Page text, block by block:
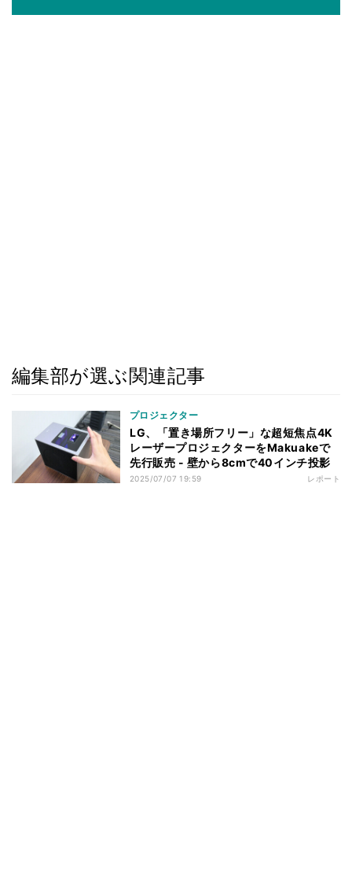
編集部が選ぶ関連記事
プロジェクター
LG、「置き場所フリー」な超短焦点4K
レーザープロジェクターをMakuakeで
先行販売 - 壁から8cmで40インチ投影
2025/07/07 19:59 レポート